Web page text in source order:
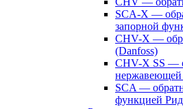
SCA-X —
запорной
CHV-X —
(Danfoss)
CHV-X SS —
нержавеющей
SCA —
функцией